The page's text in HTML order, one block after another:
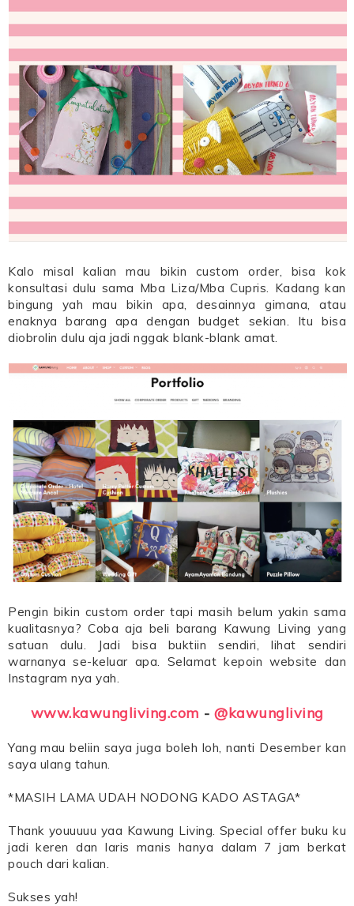
Kalo misal kalian mau bikin custom order, bisa kok
konsultasi dulu sama Mba Liza/Mba Cupris. Kadang kan
bingung yah mau bikin apa, desainnya gimana, atau
enaknya barang apa dengan budget sekian. Itu bisa
diobrolin dulu aja jadi nggak blank-blank amat.
Pengin bikin custom order tapi masih belum yakin sama
kualitasnya? Coba aja beli barang Kawung Living yang
satuan dulu. Jadi bisa buktiin sendiri, lihat sendiri
warnanya se-keluar apa. Selamat kepoin website dan
Instagram nya yah.
www.kawungliving.com - @kawungliving
Yang mau beliin saya juga boleh loh, nanti Desember kan
saya ulang tahun.
*MASIH LAMA UDAH NODONG KADO ASTAGA*
Thank youuuuu yaa Kawung Living. Special offer buku ku
jadi keren dan laris manis hanya dalam 7 jam berkat
pouch dari kalian.
Sukses yah!